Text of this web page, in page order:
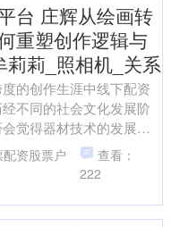
台 庄辉从绘画转
重塑创作逻辑与
莉莉_照相机_关系
的创作生涯中线下配资
不同的社会文化发展阶
觉得器材技术的发展对
目前的艺术史书写中被
了？ 确实....
资股票户
查看：
222